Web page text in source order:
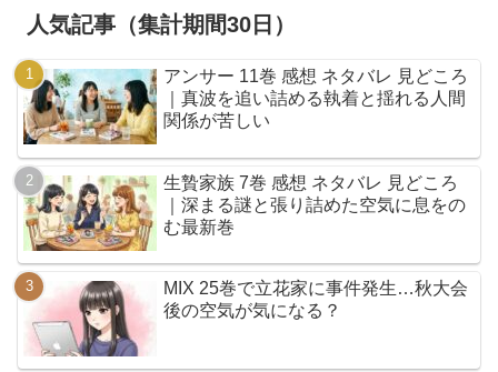
人気記事（集計期間30日）
アンサー 11巻 感想 ネタバレ 見どころ
｜真波を追い詰める執着と揺れる人間
関係が苦しい
生贄家族 7巻 感想 ネタバレ 見どころ
｜深まる謎と張り詰めた空気に息をの
む最新巻
MIX 25巻で立花家に事件発生…秋大会
後の空気が気になる？